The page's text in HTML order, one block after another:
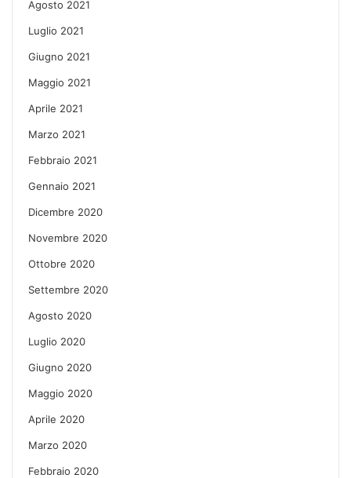
Agosto 2021
Luglio 2021
Giugno 2021
Maggio 2021
Aprile 2021
Marzo 2021
Febbraio 2021
Gennaio 2021
Dicembre 2020
Novembre 2020
Ottobre 2020
Settembre 2020
Agosto 2020
Luglio 2020
Giugno 2020
Maggio 2020
Aprile 2020
Marzo 2020
Febbraio 2020